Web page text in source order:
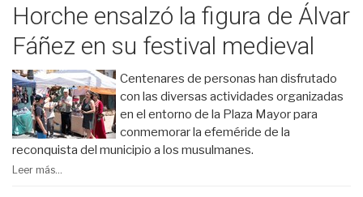
Horche ensalzó la figura de Álvar
Fáñez en su festival medieval
Centenares de personas han disfrutado
con las diversas actividades organizadas
en el entorno de la Plaza Mayor para
conmemorar la efeméride de la
reconquista del municipio a los musulmanes.
Leer más...